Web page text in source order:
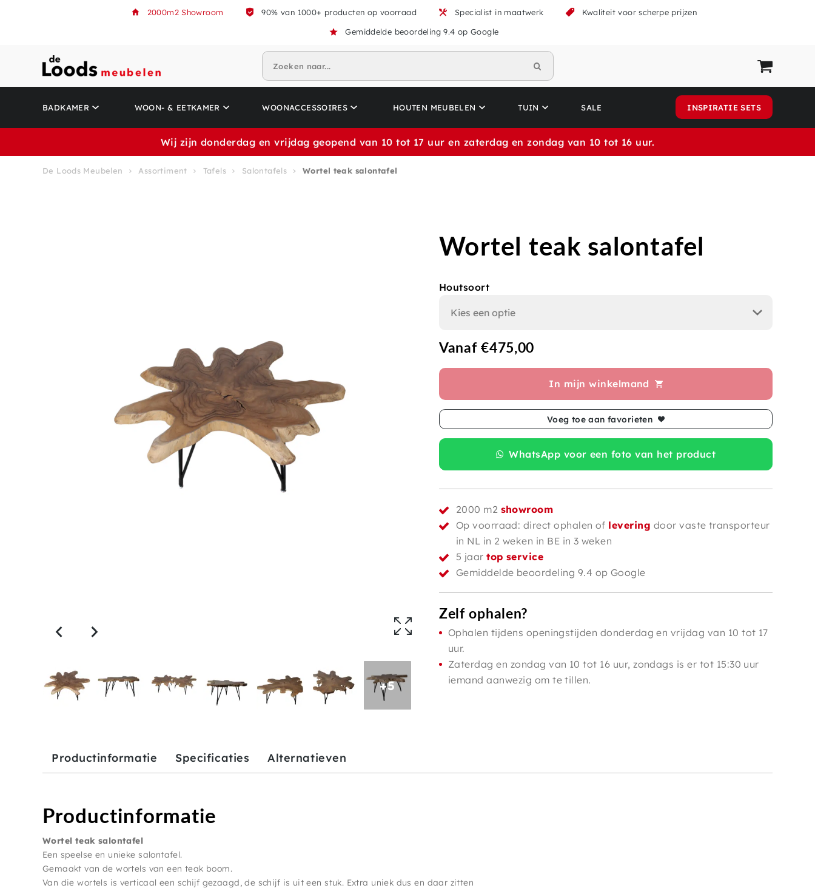
2000m2 Showroom 90% van 1000+ producten op voorraad Specialist in maatwerk
Kwaliteit voor scherpe prijzen
Gemiddelde beoordeling 9.4 op Google
Zoeken naar...
BADKAMER WOON- & EETKAMER WOONACCESSOIRES HOUTEN MEUBELEN TUIN SALE INSPIRATIE SETS
Wij zijn donderdag en vrijdag geopend van 10 tot 17 uur en zaterdag en zondag van 10 tot 16 uur.
De Loods Meubelen Assortiment Tafels Salontafels Wortel teak salontafel
+5
Wortel teak salontafel
Houtsoort
Vanaf€475,00
In mijn winkelmand
Voeg toe aan favorieten
WhatsApp voor een foto van het product
2000 m2 showroom
Op voorraad: direct ophalen of levering door vaste transporteur
in NL in 2 weken in BE in 3 weken
5 jaartop service
Gemiddelde beoordeling 9.4 op Google
Zelf ophalen?
Ophalen tijdens openingstijden donderdag en vrijdag van 10 tot 17
uur.
Zaterdag en zondag van 10 tot 16 uur, zondags is er tot 15:30 uur
iemand aanwezig om te tillen.
Productinformatie Specificaties Alternatieven
Productinformatie
Wortel teak salontafel
Een speelse en unieke salontafel.
Gemaakt van de wortels van een teak boom.
Van die wortels is verticaal een schijf gezaagd, de schijf is uit een stuk. Extra uniek dus en daar zitten